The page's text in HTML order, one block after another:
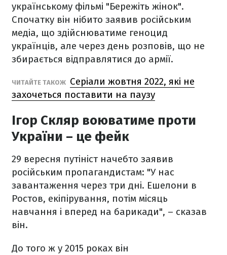
українському фільмі "Бережіть жінок".
Спочатку він нібито заявив російським
медіа, що здійснюватиме геноцид
українців, але через день розповів, що не
збирається відправлятися до армії.
ЧИТАЙТЕ ТАКОЖ Серіали жовтня 2022, які не
захочеться поставити на паузу
Ігор Скляр воюватиме проти
України – це фейк
29 вересня путініст начебто заявив
російським пропагандистам: "У нас
завантаження через три дні. Ешелони в
Ростов, екіпірування, потім місяць
навчання і вперед на барикади", – сказав
він.
До того ж у 2015 роках він